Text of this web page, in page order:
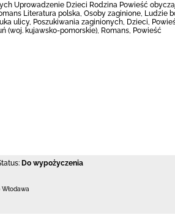
Uprowadzenie Dzieci Rodzina Powieść
Literatura polska, Osoby zaginione, Ludzie
ulicy, Poszukiwania zaginionych, Dzieci,
(woj. kujawsko-pomorskie), Romans, Powieść
Do wypożyczenia
Włodawa